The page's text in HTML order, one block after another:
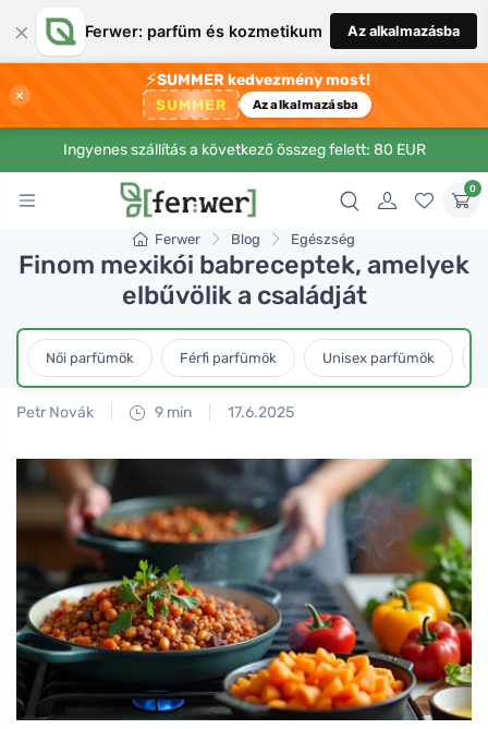
× Ferwer: parfüm és kozmetikum Az alkalmazásba
×
⚡SUMMER kedvezmény most!
SUMMER Az alkalmazásba
Ingyenes szállítás a következő összeg felett: 80 EUR
0
Ferwer Blog Egészség
Finom mexikói babreceptek, amelyek
elbűvölik a családját
Női parfümök Férfi parfümök Unisex parfümök
Petr Novák 9 min 17.6.2025